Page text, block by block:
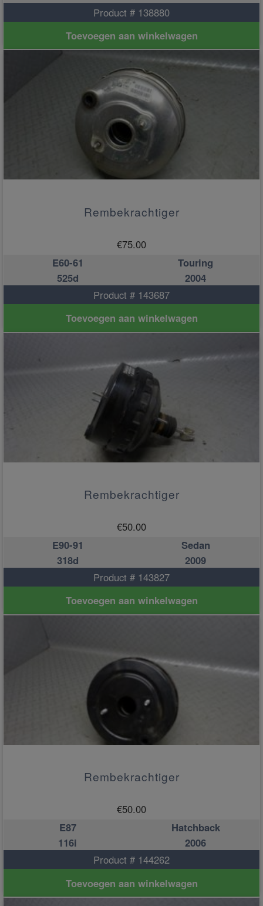
Product # 138880
Toevoegen aan winkelwagen
Rembekrachtiger
€75.00
E60-61
Touring
525d
2004
Product # 143687
Toevoegen aan winkelwagen
Rembekrachtiger
€50.00
E90-91
Sedan
318d
2009
Product # 143827
Toevoegen aan winkelwagen
Rembekrachtiger
€50.00
E87
Hatchback
116i
2006
Product # 144262
Toevoegen aan winkelwagen